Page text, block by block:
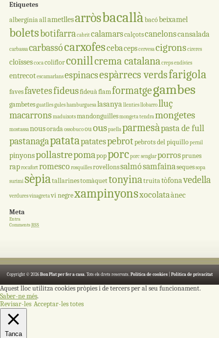
Etiquetes
albergíniaallametllesarròsbacallà bacóbeixamel
boletsbotifarracabritcalamarscalçotscanelonscansalada
carbassacarbassócarxofescebacepscervesacigronscireres
cloïssescocacoliflorconillcrema catalanacrepsendívies
entrecotescamarlansespinacsespàrrecs verdsfarigola
favesfavetesfideusfideuàflamformatgegambes
gambetesguatllesguleshamburguesalasanya llentiesllobarrolluç
macarronsmaduixotsmandonguillesmongeta tendramongetes
mostassanousoradaossobucoououspaellaparmesàpasta de full
pastanagapatatapatatespebrot pebrots del piquillopernil
pinyonspollastrepomapopporcporc senglarporrosprunes
raprocafortromesco rosquillesrovellonssalmósamfainasequessopa
surimi sèpiatallarinestomàquettonyinatruitatòfonavedella
verduresvinagretavi negrexampinyonsxocolataànec
Meta
Entra
CommentsRSS
Copyright © 2026 Bon Plat per fer a casa. Tots els drets reservats. Política de cookies| Política de privacitat
Aquest lloc utilitza cookies pròpies i de tercers per al seu funcionament.
Saber-ne més.
Revisar-les Acceptar-les totes
Tanca